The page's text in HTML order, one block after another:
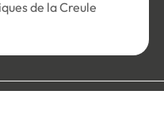
de la Creule